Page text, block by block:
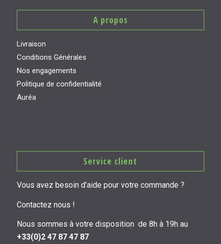
A propos
Livraison
Conditions Générales
Nos engagements
Politique de confidentialité
Auréa
Service client
Vous avez besoin d’aide pour votre commande ?
Contactez nous !
Nous sommes à votre disposition de 8h à 19h au
+33(0)2 47 87 47 87